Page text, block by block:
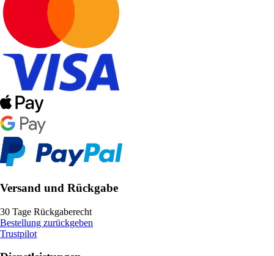
Versand und Rückgabe
30 Tage Rückgaberecht
Bestellung zurückgeben
Trustpilot